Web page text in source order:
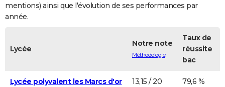
mentions) ainsi que l'évolution de ses performances par
année.
Lycée
Notre note
Méthodologie
Taux de
réussite
bac
Lycée polyvalent les Marcs d'or
13,15 / 20 79,6 %